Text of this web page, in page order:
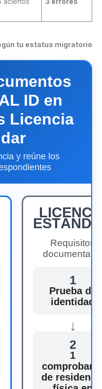
tu estatus migratorio
ID en
Licencia
y reúne los
Requisitos
1
Prueba de
identidad
↓
2
1
de